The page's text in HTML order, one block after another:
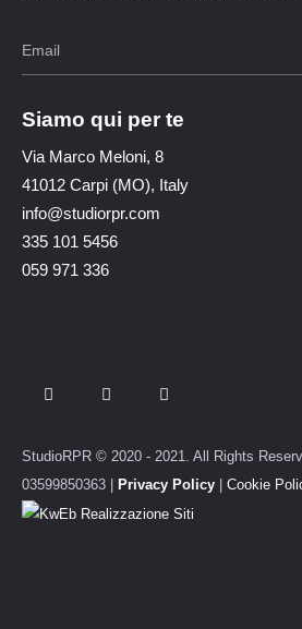
Siamo qui per te
Via Marco Meloni, 8
41012 Carpi (MO), Italy
info@studiorpr.com
335 101 5456
059 971 336
StudioRPR © 2020 - 2021. All Rights
03599850363 |
Privacy Policy Cookie